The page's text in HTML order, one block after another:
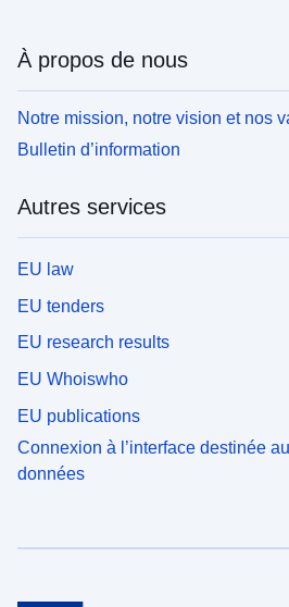
À propos de nous
Notre mission, notre vision et nos
Bulletin d’information
Autres services
EU law
EU tenders
EU research results
EU Whoiswho
EU publications
Connexion à l’interface destinée
données